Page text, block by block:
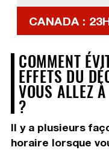
CANADA :
COMMENT
EFFETS DU
VOUS ALLEZ
?
Il y a plusieurs
horaire lorsque